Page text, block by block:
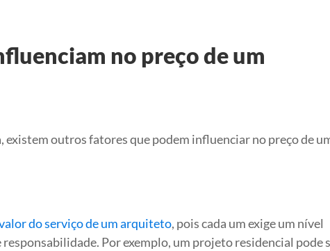
no preço de um
existem outros fatores que podem influenciar no preço de
do serviço de um arquiteto, pois cada um exige um nível
Por exemplo, um projeto residencial pode